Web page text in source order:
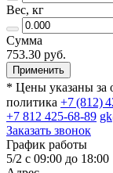
Вес, кг
Сумма
753.30 руб.
Применить
* Цены указаны за
политика +7 (812)
+7 812 425-68-89
Заказать звонок
График работы
5/2 с 09:00 до 18:00